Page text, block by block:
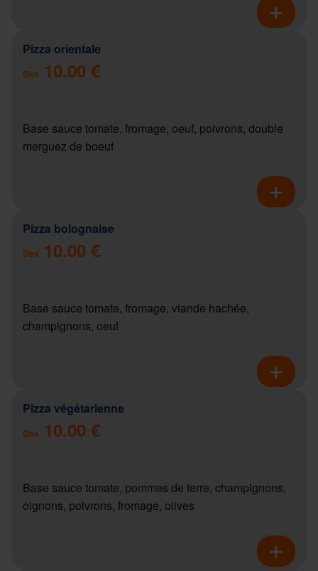
Pizza orientale
Dès 10.00 €
Base sauce tomate, fromage, oeuf, poivrons, double
merguez de boeuf
Pizza bolognaise
Dès 10.00 €
Base sauce tomate, fromage, viande hachée,
champignons, oeuf
Pizza végétarienne
Dès 10.00 €
Base sauce tomate, pommes de terre, champignons,
oignons, poivrons, fromage, olives